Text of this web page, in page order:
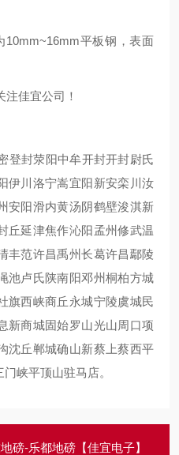
平板钢，表面
佳宜公司！
封荥阳中牟开封开封尉氏
伊川洛宁嵩宜阳新安栾川汝
安阳滑内黄汤阴鹤壁浚淇新
丘延津焦作沁阳孟州修武温
丰范许昌禹州长葛许昌鄢陵
池卢氏陕南阳邓州桐柏方城
旗西峡商丘永城宁陵虞城民
新商城固始罗山光山周口项
沈丘郸城确山新蔡上蔡西平
峡平顶山驻马店。
磅-乐都地磅【佳宜电子】